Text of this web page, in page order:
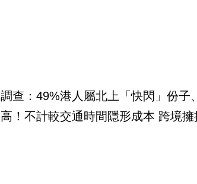
調查：49%港人屬北上「快閃」份子
高！不計較交通時間隱形成本 跨境擁